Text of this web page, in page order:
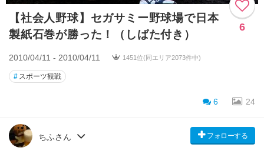
【社会人野球】セガサミー野球場で日本
製紙石巻が勝った！（しばた付き）
6
2010/04/11 - 2010/04/11 1451位(同エリア2073件中)
# スポーツ観戦
6 24
ちふさん フォローする